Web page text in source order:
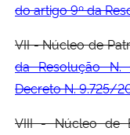
do artigo 9º da
VII - Núcleo de
da Resolução N.
Decreto N. 9.725/
VIII - Núcleo de